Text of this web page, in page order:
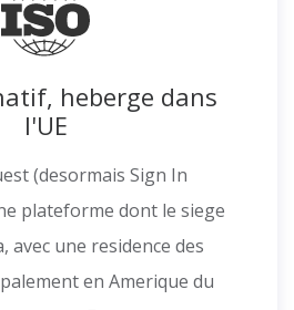
heberge dans
l'UE
(desormais Sign In
plateforme dont le siege
avec une residence des
en Amerique du